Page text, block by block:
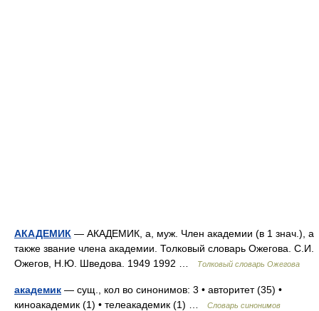
АКАДЕМИК — АКАДЕМИК, а, муж. Член академии (в 1 знач.), а
также звание члена академии. Толковый словарь Ожегова. С.И.
Ожегов, Н.Ю. Шведова. 1949 1992 …
Толковый словарь Ожегова
академик — сущ., кол во синонимов: 3 • авторитет (35) •
киноакадемик (1) • телеакадемик (1) …
Словарь синонимов